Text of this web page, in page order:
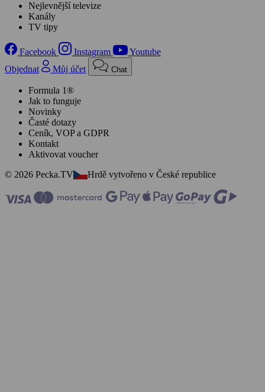
Nejlevnější televize
Kanály
TV tipy
Facebook Instagram
Youtube
Objednat
Můj účet Chat
Formula 1®
Jak to funguje
Novinky
Časté dotazy
Ceník, VOP a GDPR
Kontakt
Aktivovat voucher
© 2026 Pecka.TV
Hrdě vytvořeno v České republice